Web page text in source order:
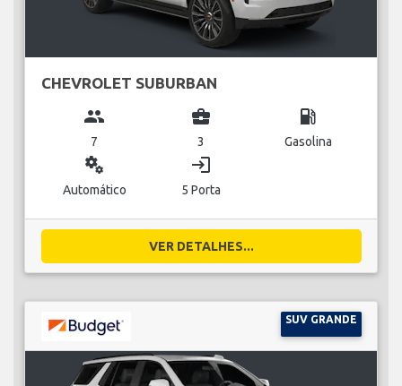
CHEVROLET SUBURBAN
group
7
business_center
3
local_gas_station
Gasolina
miscellaneous_services
Automático
login
5 Porta
VER DETALHES...
SUV GRANDE